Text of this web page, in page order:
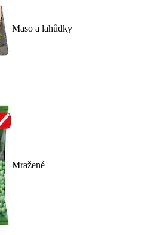
Maso a lahůdky
Mražené